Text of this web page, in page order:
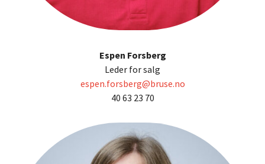
Espen Forsberg
Leder for salg
espen.forsberg@bruse.no
40 63 23 70